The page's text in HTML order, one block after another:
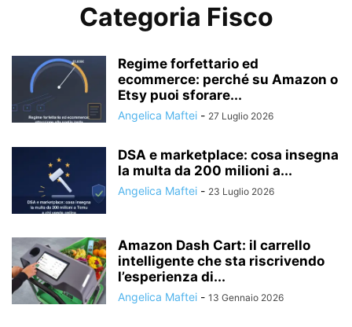
Categoria Fisco
Regime forfettario ed
ecommerce: perché su Amazon o
Etsy puoi sforare...
Angelica Maftei - 27 Luglio 2026
DSA e marketplace: cosa insegna
la multa da 200 milioni a...
Angelica Maftei - 23 Luglio 2026
Amazon Dash Cart: il carrello
intelligente che sta riscrivendo
l’esperienza di...
Angelica Maftei - 13 Gennaio 2026